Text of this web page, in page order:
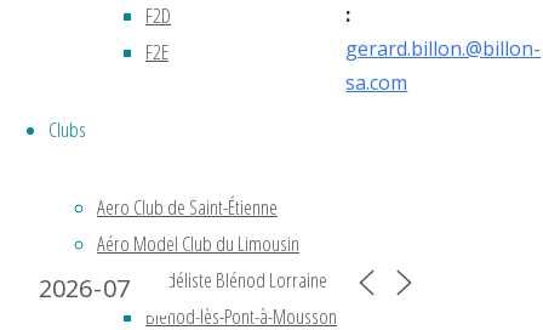
F2D
F2E
Clubs
Aero Club de Saint-Étienne
Aéro Model Club du Limousin
Cercle Modéliste Blénod Lorraine
Blénod-lès-Pont-à-Mousson
:
gerard.billon.@billon-
sa.com